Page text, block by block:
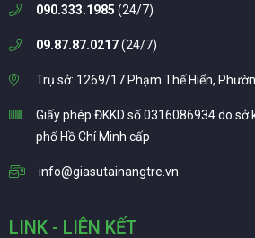
090.333.1985 (24/7)
09.87.87.0217(24/7)
Trụ sở: 1269/17 Phạm Thế Hiển,
Giấy phép ĐKKD số 0316086934 do
phố Hồ Chí Minh cấp
info@giasutainangtre.vn
LINK - LIÊN KẾT